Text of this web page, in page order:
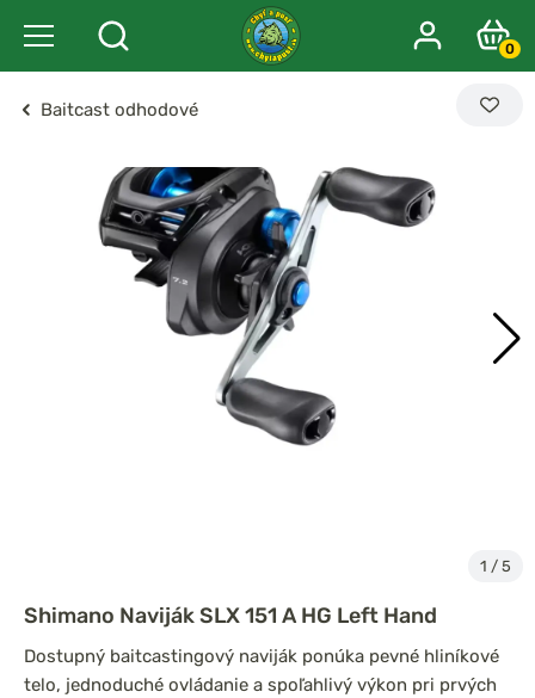
0
Baitcast odhodové
1 / 5
Shimano Naviják SLX 151 A HG Left Hand
Dostupný baitcastingový naviják ponúka pevné hliníkové
telo, jednoduché ovládanie a spoľahlivý výkon pri prvých